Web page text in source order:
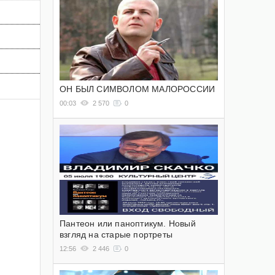
ОН БЫЛ СИМВОЛОМ МАЛОРОССИИ
00:03 2 570 0
Пантеон или паноптикум. Новый
взгляд на старые портреты
12:56 2 446 0